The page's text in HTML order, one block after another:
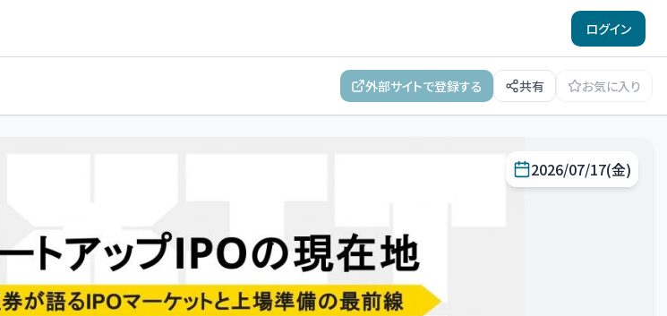
ログイン
外部サイトで登録する 共有 お気に入り
2026/07/17(金)